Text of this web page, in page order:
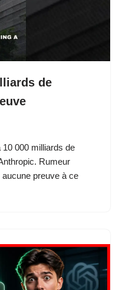
de
000 milliards de
Rumeur
preuve à ce